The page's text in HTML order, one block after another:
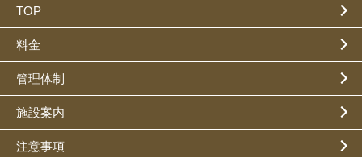
TOP
料金
管理体制
施設案内
注意事項